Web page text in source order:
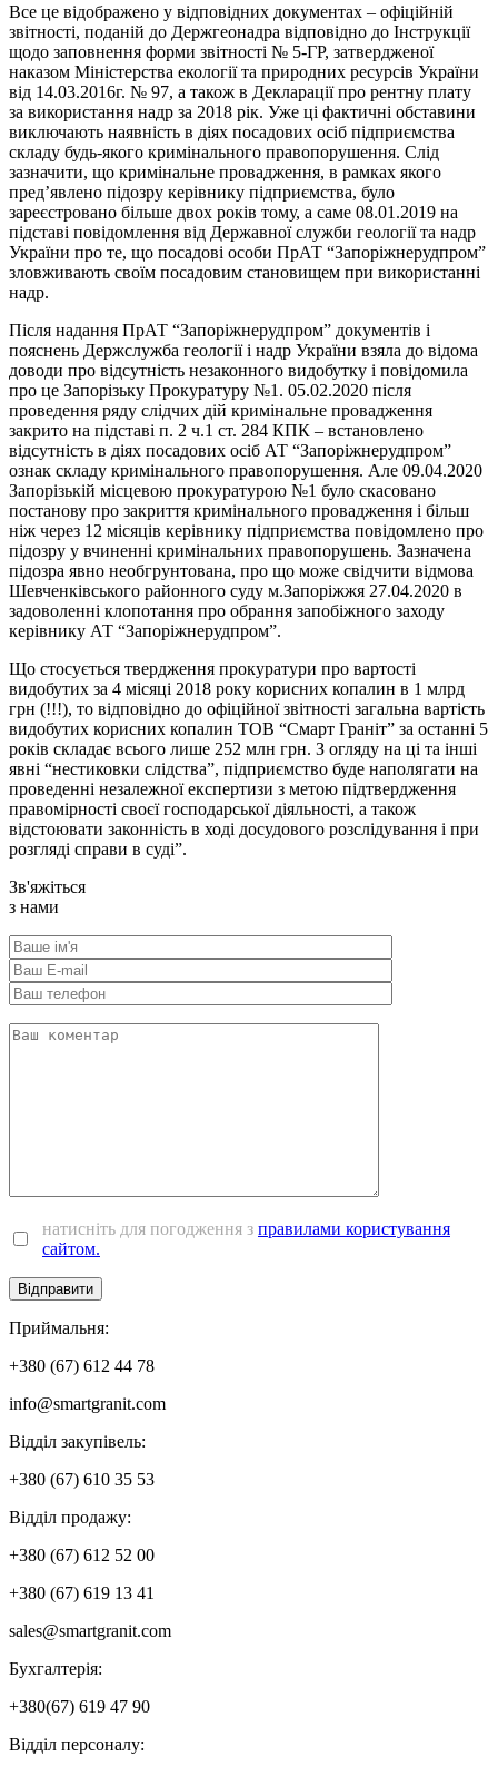
Все це відображено у відповідних документах – офіційній
звітності, поданій до Держгеонадра відповідно до Інструкції
щодо заповнення форми звітності № 5-ГР, затвердженої
наказом Міністерства екології та природних ресурсів України
від 14.03.2016г. № 97, а також в Декларації про рентну плату
за використання надр за 2018 рік. Уже ці фактичні обставини
виключають наявність в діях посадових осіб підприємства
складу будь-якого кримінального правопорушення. Слід
зазначити, що кримінальне провадження, в рамках якого
пред’явлено підозру керівнику підприємства, було
зареєстровано більше двох років тому, а саме 08.01.2019 на
підставі повідомлення від Державної служби геології та надр
України про те, що посадові особи ПрАТ “Запоріжнерудпром”
зловживають своїм посадовим становищем при використанні
надр.
Після надання ПрАТ “Запоріжнерудпром” документів і
пояснень Держслужба геології і надр України взяла до відома
доводи про відсутність незаконного видобутку і повідомила
про це Запорізьку Прокуратуру №1. 05.02.2020 після
проведення ряду слідчих дій кримінальне провадження
закрито на підставі п. 2 ч.1 ст. 284 КПК – встановлено
відсутність в діях посадових осіб АТ “Запоріжнерудпром”
ознак складу кримінального правопорушення. Але 09.04.2020
Запорізькій місцевою прокуратурою №1 було скасовано
постанову про закриття кримінального провадження і більш
ніж через 12 місяців керівнику підприємства повідомлено про
підозру у вчиненні кримінальних правопорушень. Зазначена
підозра явно необгрунтована, про що може свідчити відмова
Шевченківського районного суду м.Запоріжжя 27.04.2020 в
задоволенні клопотання про обрання запобіжного заходу
керівнику АТ “Запоріжнерудпром”.
Що стосується твердження прокуратури про вартості
видобутих за 4 місяці 2018 року корисних копалин в 1 млрд
грн (!!!), то відповідно до офіційної звітності загальна вартість
видобутих корисних копалин ТОВ “Смарт Граніт” за останні 5
років складає всього лише 252 млн грн. З огляду на ці та інші
явні “нестиковки слідства”, підприємство буде наполягати на
проведенні незалежної експертизи з метою підтвердження
правомірності своєї господарської діяльності, а також
відстоювати законність в ході досудового розслідування і при
розгляді справи в суді”.
Зв'яжіться
з нами
натисніть для погодження з правилами користування
сайтом.
Приймальня:
+380 (67) 612 44 78
info@smartgranit.com
Вiддiл закупівель:
+380 (67) 610 35 53
Відділ продажу:
+380 (67) 612 52 00
+380 (67) 619 13 41
sales@smartgranit.com
Бухгалтерія:
+380(67) 619 47 90
Вiддiл персоналу: